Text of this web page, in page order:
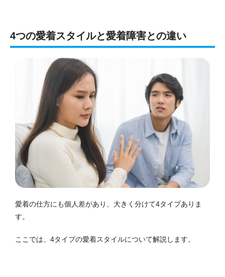
4つの愛着スタイルと愛着障害との違い
愛着の仕方にも個人差があり、大きく分けて4タイプありま
す。
ここでは、4タイプの愛着スタイルについて解説します。